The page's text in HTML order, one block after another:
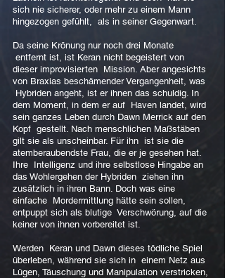
sich nie sicherer, oder mehr zu einem Mann
hingezogen gefühlt, als in seiner Gegenwart.
Da seine Krönung nur noch drei Monate
entfernt ist, ist Keran nicht begeistert von
dieser improvisierten Mission. Aber angesichts
von Braxias beschämender Vergangenheit, was
Hybriden angeht, ist er ihnen das schuldig. In
dem Moment, in dem er auf Haven landet, wird
sein ganzes Leben durch Dawn Merrick auf den
Kopf gestellt. Nach menschlichen Maßstäben
gilt sie als unscheinbar. Für ihn ist sie die
atemberaubendste Frau, die er je gesehen hat.
Ihre Intelligenz und ihre selbstlose Hingabe an
das Wohlergehen der Hybriden ziehen ihn
zusätzlich in ihren Bann. Doch was eine
einfache Mordermittlung hätte sein sollen,
entpuppt sich als blutige Verschwörung, auf die
keiner von ihnen vorbereitet ist.
Werden Keran und Dawn dieses tödliche Spiel
überleben, während sie sich in einem Netz aus
Lügen, Täuschung und Manipulation verstricken,